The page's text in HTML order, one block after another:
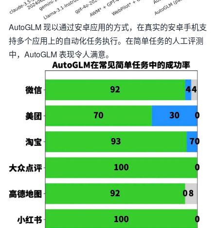
AutoGLM 现以通过安卓应用的方式，在真实的安卓手机支
持多个应用上的自动化任务执行。在简单任务的人工评测
中，AutoGLM 表现令人满意。